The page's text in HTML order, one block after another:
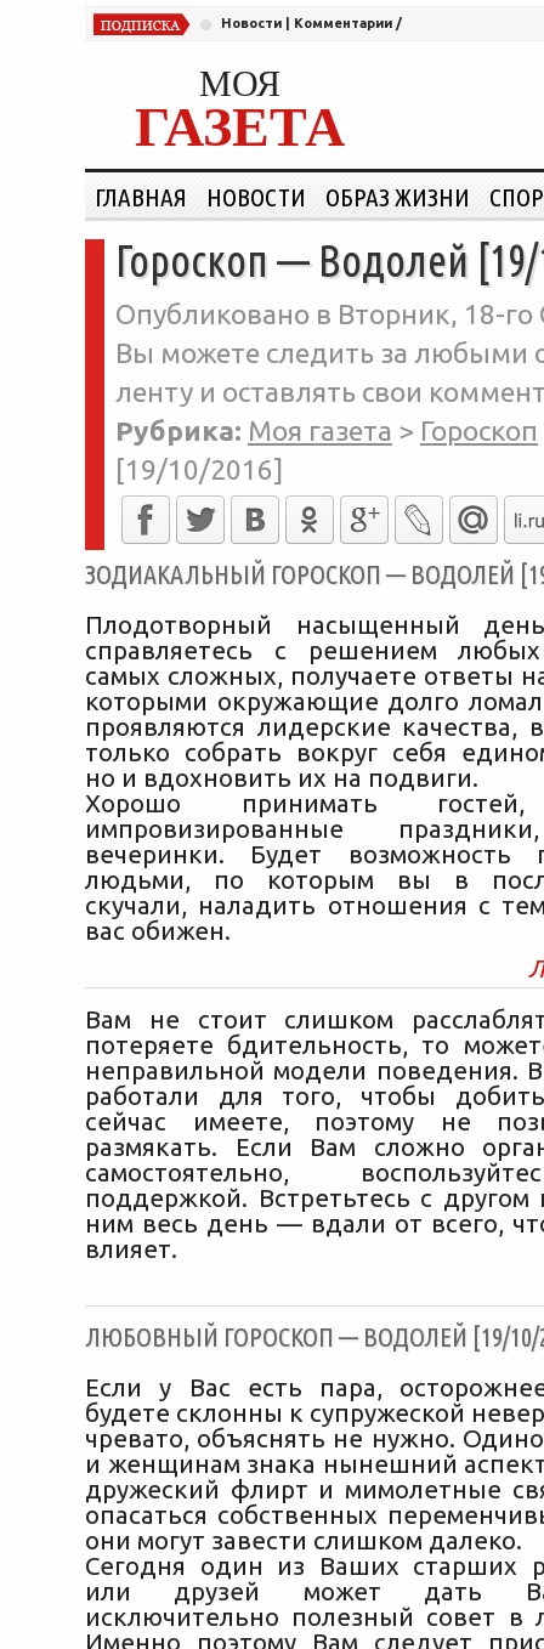
Новости Комментарии /
МОЯ
ГАЗЕТА
ГЛАВНАЯ НОВОСТИ ОБРАЗ ЖИЗНИ
Гороскоп — Водолей
Опубликовано в Вторник, 18-го
Вы можете следить за любыми
ленту и оставлять свои
Рубрика: Моя газета > Гороскоп
[19/10/2016]
ЗОДИАКАЛЬНЫЙ ГОРОСКОП — ВОДОЛЕЙ
Плодотворный насыщенный
справляетесь с решением
самых сложных, получаете ответы
которыми окружающие долго
проявляются лидерские качества,
только собрать вокруг себя
но и вдохновить их на подвиги.
Хорошо принимать гостей,
импровизированные
вечеринки. Будет возможность
людьми, по которым вы в
скучали, наладить отношения с
вас обижен.
Вам не стоит слишком
потеряете бдительность, то
неправильной модели поведения.
работали для того, чтобы
сейчас имеете, поэтому не
размякать. Если Вам сложно
самостоятельно,
поддержкой. Встретьтесь с
ним весь день — вдали от всего,
влияет.
ЛЮБОВНЫЙ ГОРОСКОП — ВОДОЛЕЙ [19/10/
Если у Вас есть пара,
будете склонны к супружеской
чревато, объяснять не нужно.
и женщинам знака нынешний
дружеский флирт и мимолетные
опасаться собственных
они могут завести слишком далеко.
Сегодня один из Ваших старших
или друзей может дать
исключительно полезный совет в
Именно поэтому Вам следует